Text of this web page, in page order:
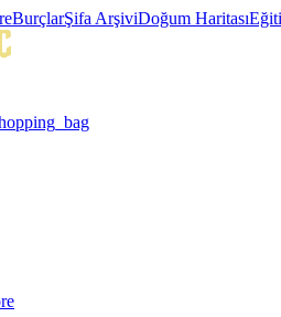
BurçlarŞifa ArşiviDoğum Haritası